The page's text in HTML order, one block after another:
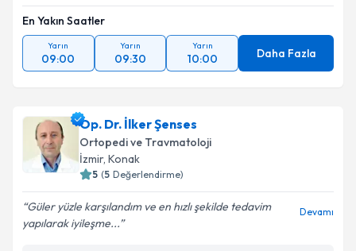
En Yakın Saatler
Yarın
09:00
Yarın
09:30
Yarın
10:00 Daha Fazla
Op. Dr. İlker Şenses
Ortopedi ve Travmatoloji
İzmir, Konak
5 (5 Değerlendirme)
Güler yüzle karşılandım ve en hızlı şekilde tedavim
yapılarak iyileşme...
Devamı